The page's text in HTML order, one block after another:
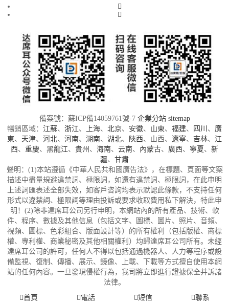
備案號：蘇ICP備14059761號-7 企業分站 sitemap
暢銷區域： 江蘇、 浙江、 上海、 北京、 安徽、 山東、 福建、 四川 、 廣
東、 天津、 河北、 河南、 湖南、 湖北、 陜西、山西、 遼寧、 吉林、 江
西、 重慶、 黑龍江、 貴州 、 海南、 云南、 內蒙古、 廣西、 寧夏 、 新
疆、 甘肅
聲明：(1)本站遵循《中華人民共和國廣告法》，在標題、頁面等文案
描述中盡量規避違禁詞、極限詞，如還有違禁詞、極限詞，在此申明
上述詞匯表述全部失效，如客戶咨詢均表示默認此條款，不支持任何
形式以違禁詞、極限詞等理由投訴或要求收取費用私下解決，特此申
明！(2)除非達席耳公司另行申明，本網站內的所有產品、技術、軟
件、程序、數據及其他信息（包括文字、圖標、圖片、照片、音頻、
視頻、圖標、色彩組合、版面設計等）的所有權利（包括版權、商標
權、專利權、商業秘密及其他相關權利）均歸達席耳公司所有。未經
達席耳公司的許可，任何人不得以包括通過機器人、人力等程序或設
備監視、復制、傳播、展示、鏡像、上載、下載等方式擅自使用本網
站的任何內容。一旦發現侵權行為，我司將立即進行證據保全并訴諸
法律。
首頁
電話 短信 聯系